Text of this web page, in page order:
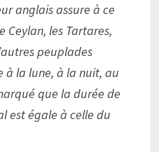
anglais assure à ce
Ceylan, les Tartares,
peuplades
à la lune, à la nuit, au
que la durée de
est égale à celle du